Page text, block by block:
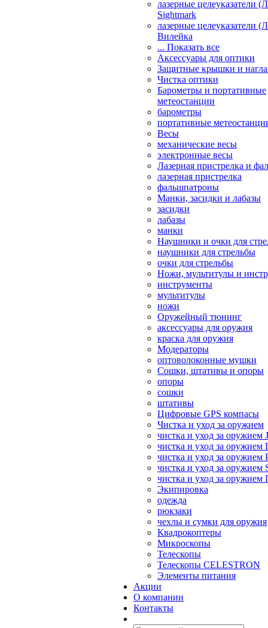
лазерные целеуказатели
Sightmark
лазерные целеуказатели
Вилейка
... Показать все
Аксессуары для оптики
Защитные крышки и
Чистка оптики
Барометры и портативные
метеостанции
барометры
портативные
Весы
механические весы
электронные весы
Лазерная пристрелка и
лазерная пристрелка
фальшпатроны
Манки, засидки и лабазы
засидки
лабазы
манки
Наушники и очки для
наушники для стрельбы
очки для стрельбы
Ножи, мультитулы и
инструменты
мультитулы
ножи
Оружейный тюнинг
аксессуары для оружия
краска для оружия
Модераторы
оптоволоконные мушки
Сошки, штативы и опоры
опоры
сошки
штативы
Цифровые GPS компасы
Чистка и уход за оружием
чистка и уход за оружием
чистка и уход за оружием
чистка и уход за оружием
чистка и уход за оружием
чистка и уход за
Экипировка
одежда
рюкзаки
чехлы и сумки для оружия
Квадрокоптеры
Микроскопы
Телескопы
Телескопы CELESTRON
Элементы питания
Акции
О компании
Контакты